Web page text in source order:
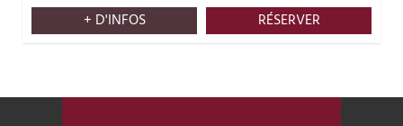
RÉSERVER
+ D'INFOS